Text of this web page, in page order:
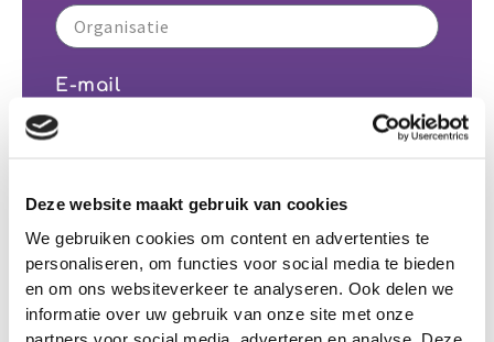
Deze website maakt gebruik van cookies
We gebruiken cookies om content en advertenties te
personaliseren, om functies voor social media te bieden
en om ons websiteverkeer te analyseren. Ook delen we
informatie over uw gebruik van onze site met onze
E-mail